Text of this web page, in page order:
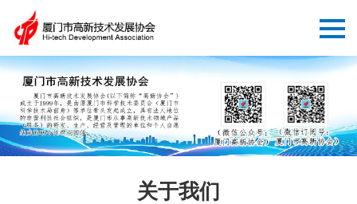
关于我们